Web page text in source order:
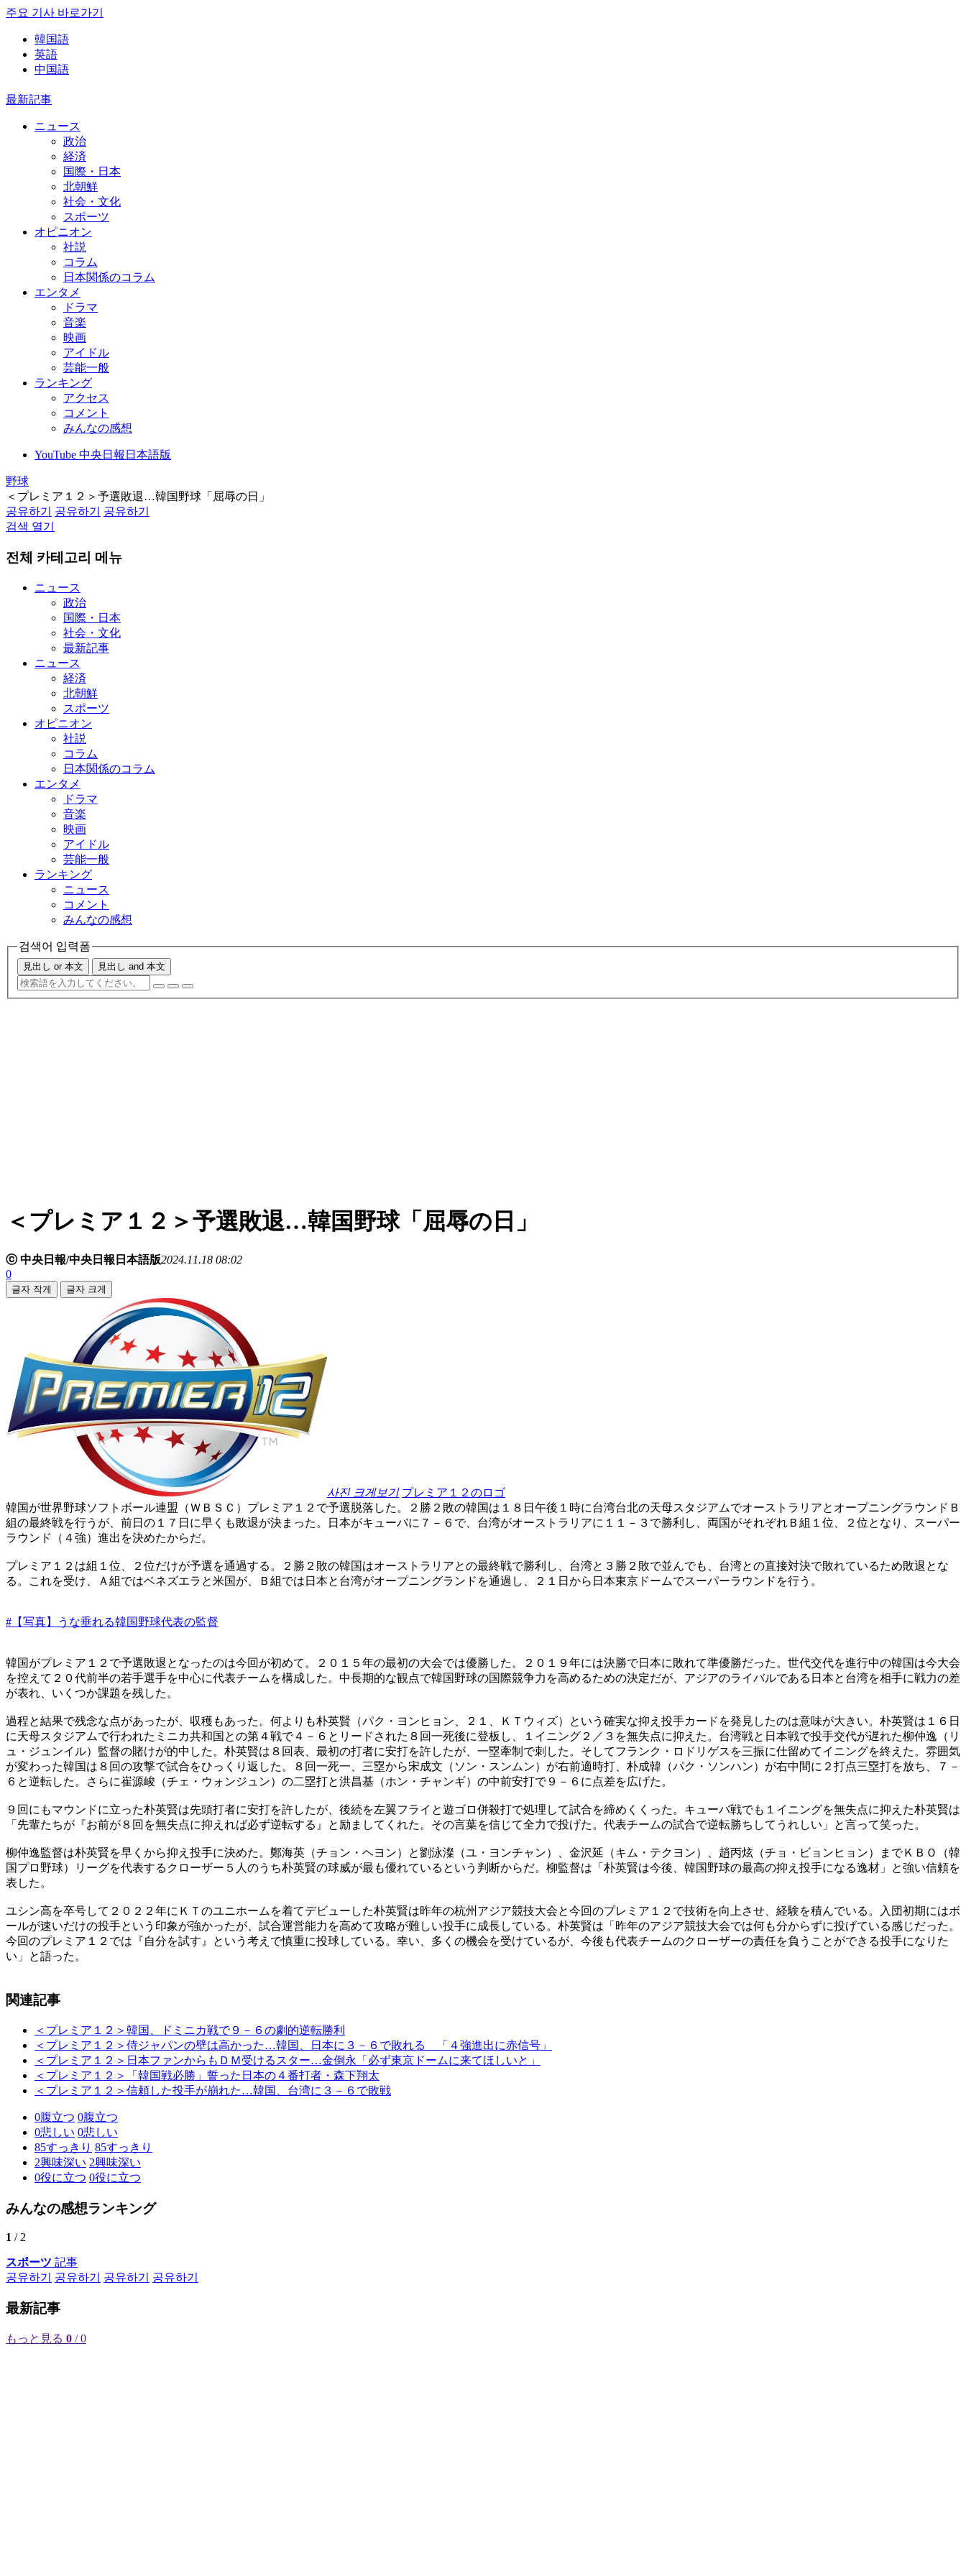
주요 기사 바로가기
韓国語
英語
中国語
最新記事
ニュース
政治
経済
国際・日本
北朝鮮
社会・文化
スポーツ
オピニオン
社説
コラム
日本関係のコラム
エンタメ
ドラマ
音楽
映画
アイドル
芸能一般
ランキング
アクセス
コメント
みんなの感想
YouTube 中央日報日本語版
野球
＜プレミア１２＞予選敗退…韓国野球「屈辱の日」
공유하기
공유하기
공유하기
검색 열기
전체 카테고리 메뉴
ニュース
政治
国際・日本
社会・文化
最新記事
ニュース
経済
北朝鮮
スポーツ
オピニオン
社説
コラム
日本関係のコラム
エンタメ
ドラマ
音楽
映画
アイドル
芸能一般
ランキング
ニュース
コメント
みんなの感想
검색어 입력폼
見出し or 本文 見出し and 本文
＜プレミア１２＞予選敗退…韓国野球「屈辱の日」
ⓒ 中央日報/中央日報日本語版2024.11.18 08:02
0
글자 작게 글자 크게
사진 크게보기 プレミア１２のロゴ
韓国が世界野球ソフトボール連盟（ＷＢＳＣ）プレミア１２で予選脱落した。２勝２敗の韓国は１８日午後１時に台湾台北の天母スタジアムでオーストラリアとオープニングラウンドＢ
組の最終戦を行うが、前日の１７日に早くも敗退が決まった。日本がキューバに７－６で、台湾がオーストラリアに１１－３で勝利し、両国がそれぞれＢ組１位、２位となり、スーパー
ラウンド（４強）進出を決めたからだ。
プレミア１２は組１位、２位だけが予選を通過する。２勝２敗の韓国はオーストラリアとの最終戦で勝利し、台湾と３勝２敗で並んでも、台湾との直接対決で敗れているため敗退とな
る。これを受け、Ａ組ではベネズエラと米国が、Ｂ組では日本と台湾がオープニングランドを通過し、２１日から日本東京ドームでスーパーラウンドを行う。
#【写真】うな垂れる韓国野球代表の監督
韓国がプレミア１２で予選敗退となったのは今回が初めて。２０１５年の最初の大会では優勝した。２０１９年には決勝で日本に敗れて準優勝だった。世代交代を進行中の韓国は今大会
を控えて２０代前半の若手選手を中心に代表チームを構成した。中長期的な観点で韓国野球の国際競争力を高めるための決定だが、アジアのライバルである日本と台湾を相手に戦力の差
が表れ、いくつか課題を残した。
過程と結果で残念な点があったが、収穫もあった。何よりも朴英賢（パク・ヨンヒョン、２１、ＫＴウィズ）という確実な抑え投手カードを発見したのは意味が大きい。朴英賢は１６日
に天母スタジアムで行われたミニカ共和国との第４戦で４－６とリードされた８回一死後に登板し、１イニング２／３を無失点に抑えた。台湾戦と日本戦で投手交代が遅れた柳仲逸（リ
ュ・ジュンイル）監督の賭けが的中した。朴英賢は８回表、最初の打者に安打を許したが、一塁牽制で刺した。そしてフランク・ロドリゲスを三振に仕留めてイニングを終えた。雰囲気
が変わった韓国は８回の攻撃で試合をひっくり返した。８回一死一、三塁から宋成文（ソン・スンムン）が右前適時打、朴成韓（パク・ソンハン）が右中間に２打点三塁打を放ち、７－
６と逆転した。さらに崔源峻（チェ・ウォンジュン）の二塁打と洪昌基（ホン・チャンギ）の中前安打で９－６に点差を広げた。
９回にもマウンドに立った朴英賢は先頭打者に安打を許したが、後続を左翼フライと遊ゴロ併殺打で処理して試合を締めくくった。キューバ戦でも１イニングを無失点に抑えた朴英賢は
「先輩たちが『お前が８回を無失点に抑えれば必ず逆転する』と励ましてくれた。その言葉を信じて全力で投げた。代表チームの試合で逆転勝ちしてうれしい」と言って笑った。
柳仲逸監督は朴英賢を早くから抑え投手に決めた。鄭海英（チョン・ヘヨン）と劉泳澯（ユ・ヨンチャン）、金沢延（キム・テクヨン）、趙丙炫（チョ・ビョンヒョン）までＫＢＯ（韓
国プロ野球）リーグを代表するクローザー５人のうち朴英賢の球威が最も優れているという判断からだ。柳監督は「朴英賢は今後、韓国野球の最高の抑え投手になる逸材」と強い信頼を
表した。
ユシン高を卒号して２０２２年にＫＴのユニホームを着てデビューした朴英賢は昨年の杭州アジア競技大会と今回のプレミア１２で技術を向上させ、経験を積んでいる。入団初期にはボ
ールが速いだけの投手という印象が強かったが、試合運営能力を高めて攻略が難しい投手に成長している。朴英賢は「昨年のアジア競技大会では何も分からずに投げている感じだった。
今回のプレミア１２では『自分を試す』という考えで慎重に投球している。幸い、多くの機会を受けているが、今後も代表チームのクローザーの責任を負うことができる投手になりた
い」と語った。
関連記事
＜プレミア１２＞韓国、ドミニカ戦で９－６の劇的逆転勝利
＜プレミア１２＞侍ジャパンの壁は高かった…韓国、日本に３－６で敗れる 「４強進出に赤信号」
＜プレミア１２＞日本ファンからもＤＭ受けるスター…金倒永「必ず東京ドームに来てほしいと」
＜プレミア１２＞「韓国戦必勝」誓った日本の４番打者・森下翔太
＜プレミア１２＞信頼した投手が崩れた…韓国、台湾に３－６で敗戦
0腹立つ 0腹立つ
0悲しい 0悲しい
85すっきり 85すっきり
2興味深い 2興味深い
0役に立つ 0役に立つ
みんなの感想ランキング
1 / 2
スポーツ 記事
공유하기
공유하기 공유하기 공유하기
最新記事
もっと見る 0 / 0